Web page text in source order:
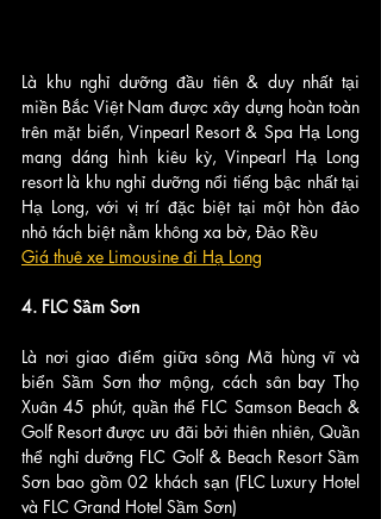
Là khu nghỉ dưỡng đầu tiên & duy nhất tại
miền Bắc Việt Nam được xây dựng hoàn toàn
trên mặt biển, Vinpearl Resort & Spa Hạ Long
mang dáng hình kiêu kỳ, Vinpearl Hạ Long
resort là khu nghỉ dưỡng nổi tiếng bậc nhất tại
Hạ Long, với vị trí đặc biệt tại một hòn đảo
nhỏ tách biệt nằm không xa bờ, Đảo Rều
Giá thuê xe Limousine đi Hạ Long
4. FLC Sầm Sơn
Là nơi giao điểm giữa sông Mã hùng vĩ và
biển Sầm Sơn thơ mộng, cách sân bay Thọ
Xuân 45 phút, quần thể FLC Samson Beach &
Golf Resort được ưu đãi bởi thiên nhiên, Quần
thể nghỉ dưỡng FLC Golf & Beach Resort Sầm
Sơn bao gồm 02 khách sạn (FLC Luxury Hotel
và FLC Grand Hotel Sầm Sơn)